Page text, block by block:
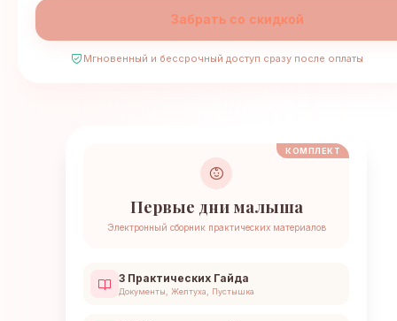
Забрать со скидкой
Мгновенный и бессрочный доступ сразу после оплаты
КОМПЛЕКТ
Первые дни малыша
Электронный сборник практических материалов
3 Практических Гайда
Документы, Желтуха, Пустышка